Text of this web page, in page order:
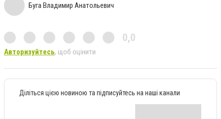
Буга Владимир Анатольевич
0,0
Авторизуйтесь, щоб оцінити
Діліться цією новиною та підписуйтесь на наші канали